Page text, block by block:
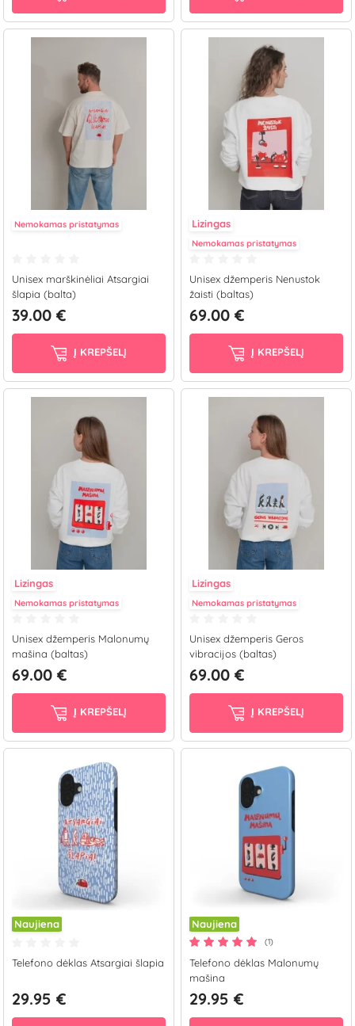
Nemokamas pristatymas
Unisex marškinėliai Atsargiai
šlapia (balta)
39.00 €
Į KREPŠELĮ
Lizingas
Nemokamas pristatymas
Unisex džemperis Nenustok
žaisti (baltas)
69.00 €
Į KREPŠELĮ
Lizingas
Nemokamas pristatymas
Unisex džemperis Malonumų
mašina (baltas)
69.00 €
Į KREPŠELĮ
Lizingas
Nemokamas pristatymas
Unisex džemperis Geros
vibracijos (baltas)
69.00 €
Į KREPŠELĮ
Naujiena
Telefono dėklas Atsargiai šlapia
29.95 €
Naujiena
(1)
Telefono dėklas Malonumų
mašina
29.95 €